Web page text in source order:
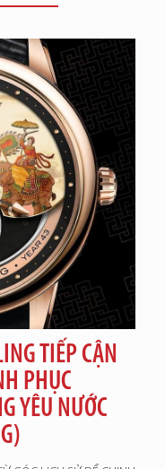
TIẾP CẬN
PHỤC
YÊU NƯỚC